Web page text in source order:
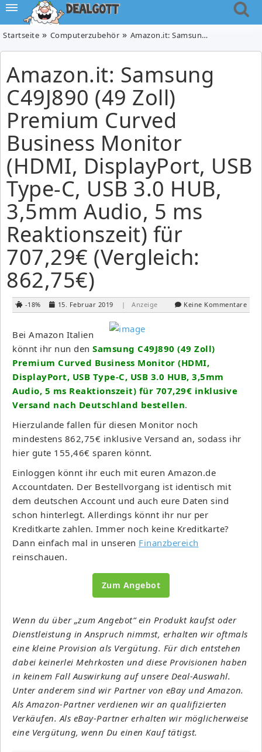
Startseite Computerzubehör Amazon.it: Samsung C49J890 (49 Zoll) Premium Curved Business Monitor (HDMI, DisplayPort, USB Type-C, USB 3.0 HUB, 3,5mm Audio, 5 ms Reaktionszeit) für 707,29€ (Vergleich: 862,75€)
Amazon.it: Samsung
C49J890 (49 Zoll)
Premium Curved
Business Monitor
(HDMI, DisplayPort, USB
Type-C, USB 3.0 HUB,
3,5mm Audio, 5 ms
Reaktionszeit) für
707,29€ (Vergleich:
862,75€)
-18% 15. Februar 2019 | Anzeige Keine Kommentare
Bei Amazon Italien
könnt ihr nun den Samsung C49J890 (49 Zoll)
Premium Curved Business Monitor (HDMI,
DisplayPort, USB Type-C, USB 3.0 HUB, 3,5mm
Audio, 5 ms Reaktionszeit) für 707,29€ inklusive
Versand nach Deutschland bestellen.
Hierzulande fallen für diesen Monitor noch
mindestens 862,75€ inklusive Versand an, sodass ihr
hier gute 155,46€ sparen könnt.
Einloggen könnt ihr euch mit euren Amazon.de
Accountdaten. Der Bestellvorgang ist identisch mit
dem deutschen Account und auch eure Daten sind
schon hinterlegt. Allerdings könnt ihr nur per
Kreditkarte zahlen. Immer noch keine Kreditkarte?
Dann einfach mal in unseren Finanzbereich
reinschauen.
Zum Angebot
Wenn du über „zum Angebot“ ein Produkt kaufst oder
Dienstleistung in Anspruch nimmst, erhalten wir oftmals
eine kleine Provision als Vergütung. Für dich entstehen
dabei keinerlei Mehrkosten und diese Provisionen haben
in keinem Fall Auswirkung auf unsere Deal-Auswahl.
Unter anderem sind wir Partner von eBay und Amazon.
Als Amazon-Partner verdienen wir an qualifizierten
Verkäufen. Als eBay-Partner erhalten wir möglicherweise
eine Vergütung, wenn Du einen Kauf tätigst.